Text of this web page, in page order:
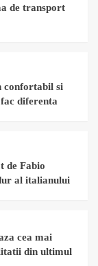
de transport
confortabil si
diferenta
de Fabio
al italianului
cea mai
din ultimul